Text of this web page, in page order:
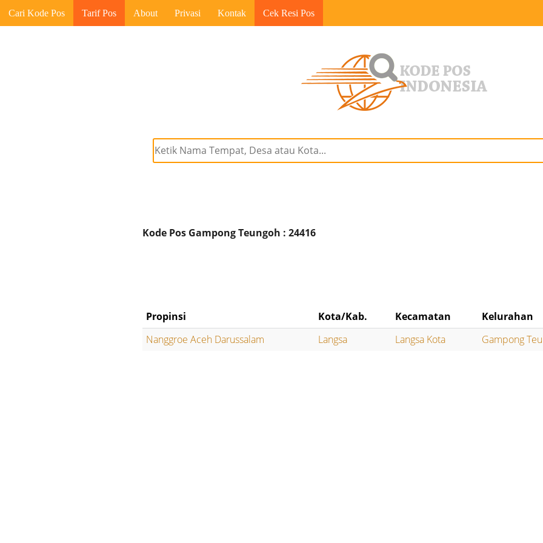
Cari Kode Pos Tarif Pos About Privasi Kontak Cek Resi Pos
Kode Pos Gampong Teungoh : 24416
Propinsi Kota/Kab. Kecamatan
Kelurahan
Nanggroe Aceh Darussalam
Langsa Langsa Kota Gampong